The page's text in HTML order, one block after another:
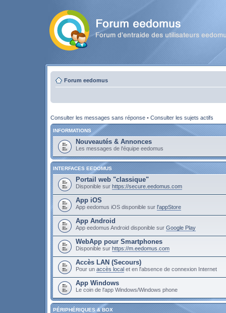
Forum eedomus
Consulter les messages sans réponse • Consulter les sujets actifs
INFORMATIONS
Nouveautés & Annonces
Les messages de l'équipe eedomus
INTERFACES EEDOMUS
Portail web "classique"
Disponible sur https://secure.eedomus.com
App iOS
App eedomus iOS disponible sur l'appStore
App Android
App eedomus Android disponible sur Google Play
WebApp pour Smartphones
Disponible sur https://m.eedomus.com
Accès LAN (Secours)
Pour un accès local et en l'absence de connexion Internet
App Windows
Le coin de l'app Windows/Windows phone
PÉRIPHÉRIQUES & BOX